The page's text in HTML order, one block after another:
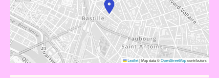
Leaflet|Map data ©OpenStreetMapcontributors